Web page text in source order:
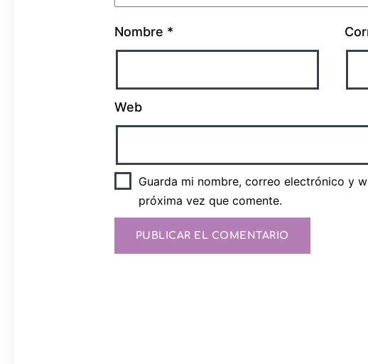
Nombre *
Web
Guarda mi nombre, correo electrónico y
próxima vez que comente.